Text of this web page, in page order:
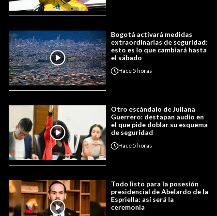
Bogotá activará medidas
extraordinarias de seguridad:
esto es lo que cambiará hasta
el sábado
Hace5 horas
Otro escándalo de Juliana
Guerrero: destapan audio en
el que pide doblar su esquema
de seguridad
Hace5 horas
Todo listo para la posesión
presidencial de Abelardo de la
Espriella: así será la
ceremonia